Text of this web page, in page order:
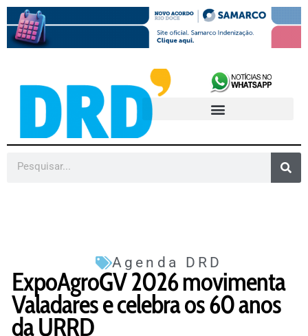
Agenda DRD
ExpoAgroGV 2026 movimenta
Valadares e celebra os 60 anos
da URRD